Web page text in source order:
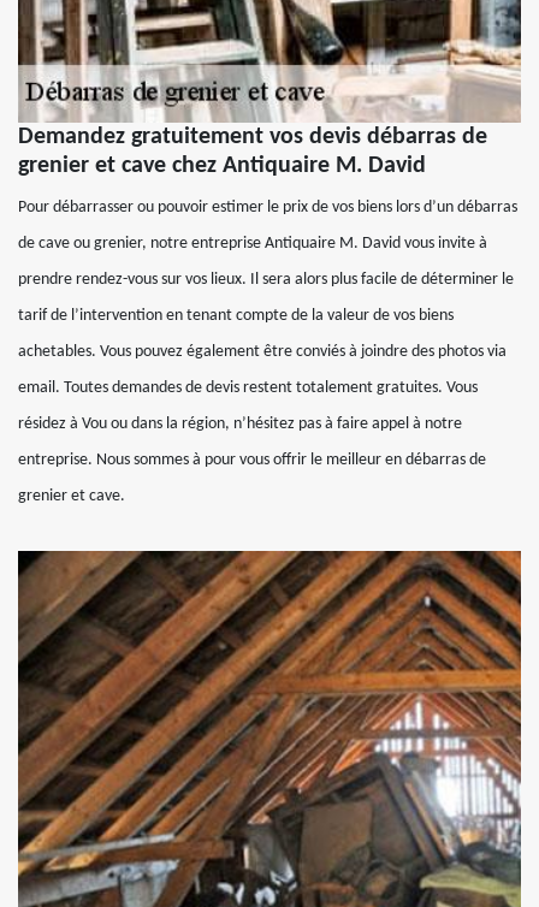
Demandez gratuitement vos devis débarras de
grenier et cave chez Antiquaire M. David
Pour débarrasser ou pouvoir estimer le prix de vos biens lors d’un débarras
de cave ou grenier, notre entreprise Antiquaire M. David vous invite à
prendre rendez-vous sur vos lieux. Il sera alors plus facile de déterminer le
tarif de l’intervention en tenant compte de la valeur de vos biens
achetables. Vous pouvez également être conviés à joindre des photos via
email. Toutes demandes de devis restent totalement gratuites. Vous
résidez à Vou ou dans la région, n’hésitez pas à faire appel à notre
entreprise. Nous sommes à pour vous offrir le meilleur en débarras de
grenier et cave.